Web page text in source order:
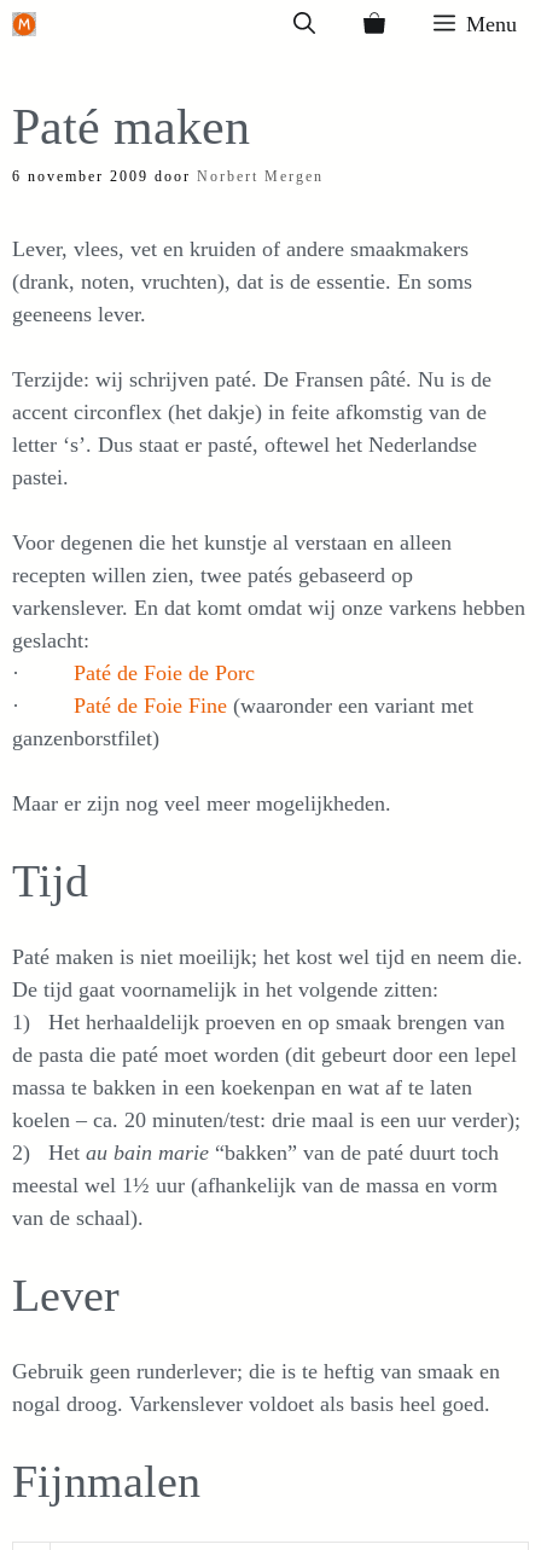
Ga
inhoud
Menu
Paté maken
6 november 2009 door Norbert Mergen
Lever, vlees, vet en kruiden of andere smaakmakers
(drank, noten, vruchten), dat is de essentie. En soms
geeneens lever.
Terzijde: wij schrijven paté. De Fransen pâté. Nu is de
accent circonflex (het dakje) in feite afkomstig van de
letter ‘s’. Dus staat er pasté, oftewel het Nederlandse
pastei.
Voor degenen die het kunstje al verstaan en alleen
recepten willen zien, twee patés gebaseerd op
varkenslever. En dat komt omdat wij onze varkens hebben
geslacht:
· Paté de Foie de Porc
· Paté de Foie Fine (waaronder een variant met
ganzenborstfilet)
Maar er zijn nog veel meer mogelijkheden.
Tijd
Paté maken is niet moeilijk; het kost wel tijd en neem die.
De tijd gaat voornamelijk in het volgende zitten:
1) Het herhaaldelijk proeven en op smaak brengen van
de pasta die paté moet worden (dit gebeurt door een lepel
massa te bakken in een koekenpan en wat af te laten
koelen – ca. 20 minuten/test: drie maal is een uur verder);
2) Het au bain marie “bakken” van de paté duurt toch
meestal wel 1½ uur (afhankelijk van de massa en vorm
van de schaal).
Lever
Gebruik geen runderlever; die is te heftig van smaak en
nogal droog. Varkenslever voldoet als basis heel goed.
Fijnmalen